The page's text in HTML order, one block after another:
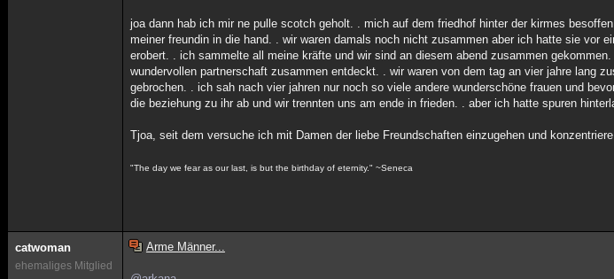
joa dann hab ich mir ne pulle scotch geholt. . mich auf dem friedhof hinter der kirmes
meiner freundin in die hand. . wir waren damals noch nicht zusammen aber ich hatte sie vor
erobert. . ich sammelte all meine kräfte und wir sind an diesem abend zusammen
wundervollen partnerschaft zusammen entdeckt. . wir waren von dem tag an vier jahre lang
gebrochen. . ich sah nach vier jahren nur noch so viele andere wunderschöne frauen und
die beziehung zu ihr ab und wir trennten uns am ende in frieden. . aber ich hatte spuren
Tjoa, seit dem versuche ich mit Damen der liebe Freundschaften einzugehen und
"The day we fear as our last, is but the birthday of eternity." ~Seneca
catwoman
ehemaliges Mitglied
Arme Männer...